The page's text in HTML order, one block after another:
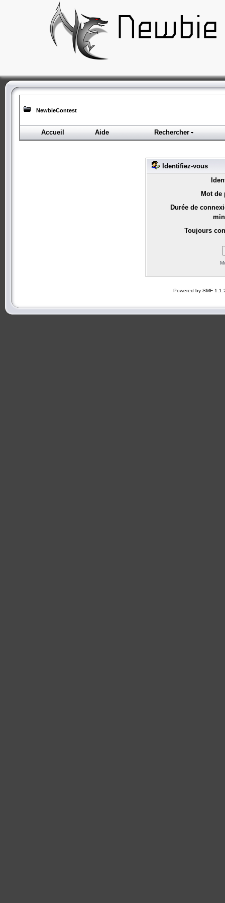
NewbieContest
Accueil Aide Rechercher
Identifiez-vous
Mot de
Durée de
Toujours
Powered by SMF